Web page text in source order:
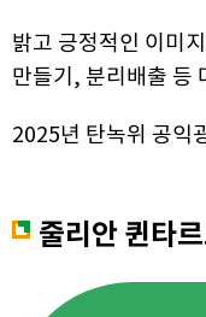
밝고 긍정적인 이미
만들기, 분리배출 등
2025년 탄녹위 공익
줄리안 퀸타